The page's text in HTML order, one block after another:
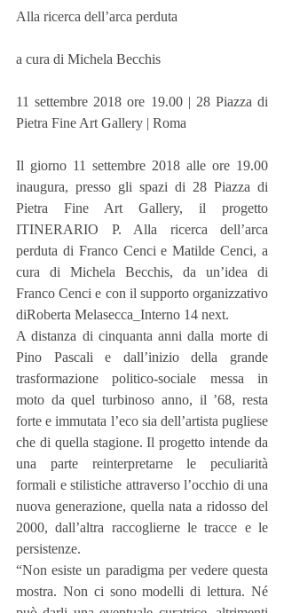
Alla ricerca dell’arca perduta
a cura di Michela Becchis
11 settembre 2018 ore 19.00 | 28 Piazza di
Pietra Fine Art Gallery | Roma
Il giorno 11 settembre 2018 alle ore 19.00
inaugura, presso gli spazi di 28 Piazza di
Pietra Fine Art Gallery, il progetto
ITINERARIO P. Alla ricerca dell’arca
perduta di Franco Cenci e Matilde Cenci, a
cura di Michela Becchis, da un’idea di
Franco Cenci e con il supporto organizzativo
diRoberta Melasecca_Interno 14 next.
A distanza di cinquanta anni dalla morte di
Pino Pascali e dall’inizio della grande
trasformazione politico-sociale messa in
moto da quel turbinoso anno, il ’68, resta
forte e immutata l’eco sia dell’artista pugliese
che di quella stagione. Il progetto intende da
una parte reinterpretarne le peculiarità
formali e stilistiche attraverso l’occhio di una
nuova generazione, quella nata a ridosso del
2000, dall’altra raccoglierne le tracce e le
persistenze.
“Non esiste un paradigma per vedere questa
mostra. Non ci sono modelli di lettura. Né